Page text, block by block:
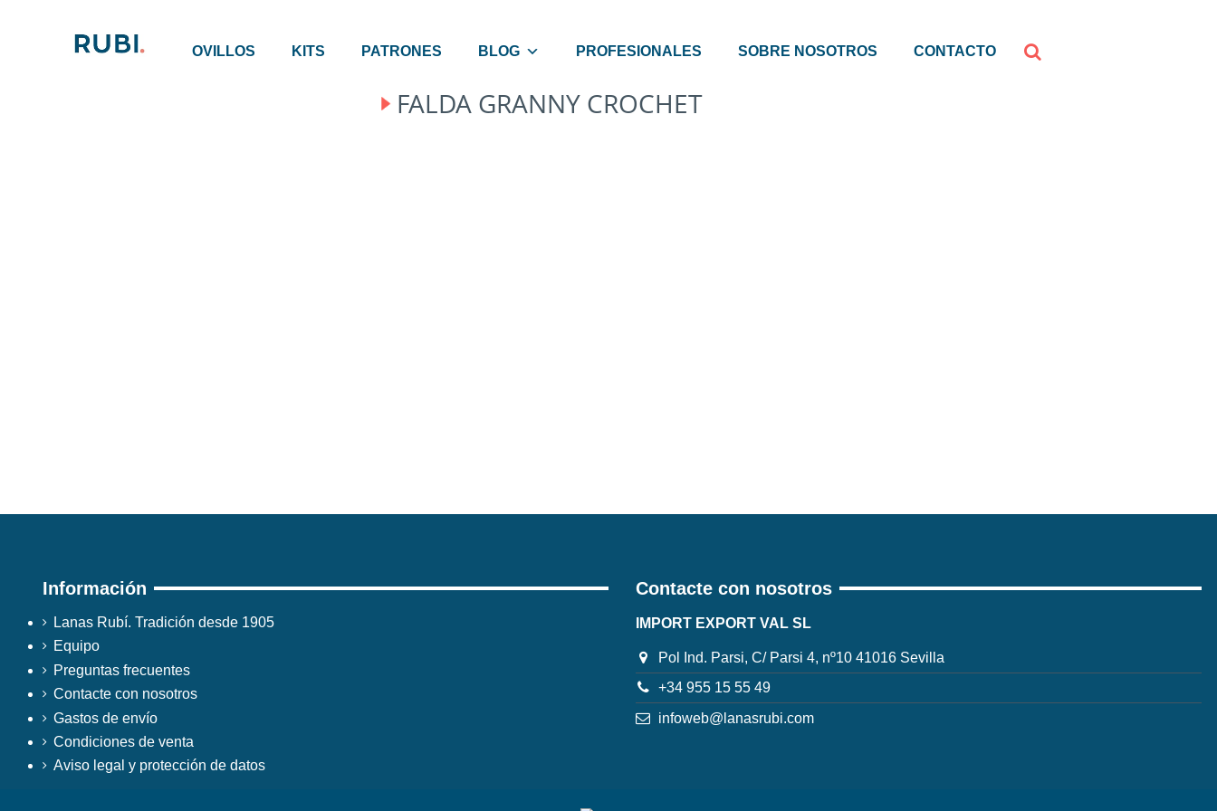
OVILLOS KITS PATRONES BLOG PROFESIONALES SOBRE NOSOTROS CONTACTO
FALDA GRANNY CROCHET
Información
Lanas Rubí. Tradición desde 1905
Equipo
Preguntas frecuentes
Contacte con nosotros
Gastos de envío
Condiciones de venta
Aviso legal y protección de datos
Contacte con nosotros
IMPORT EXPORT VAL SL
Pol Ind. Parsi, C/ Parsi 4, nº10 41016 Sevilla
+34 955 15 55 49
infoweb@lanasrubi.com